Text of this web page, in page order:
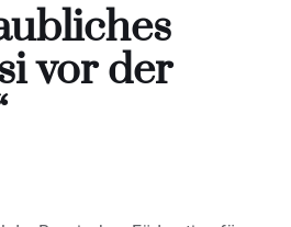
vor der